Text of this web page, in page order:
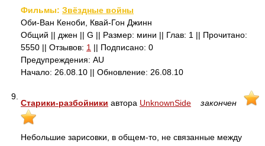
Фильмы: Звёздные войны
Оби-Ван Кеноби, Квай-Гон Джинн
Общий || джен || G || Размер: мини || Глав: 1 || Прочитано:
5550 || Отзывов: 1 || Подписано: 0
Предупреждения: AU
Начало: 26.08.10 || Обновление: 26.08.10
9.
Старики-разбойники автора UnknownSide закончен
Небольшие зарисовки, в общем-то, не связанные между